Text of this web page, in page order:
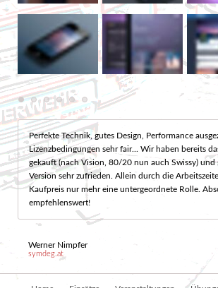
Perfekte Technik, gutes Design, Performance
Lizenzbedingungen sehr fair... Wir haben bereits
gekauft (nach Vision, 80/20 nun auch Swissy) und
Version sehr zufrieden. Allein durch die
Kaufpreis nur mehr eine untergeordnete Rolle.
empfehlenswert!
Werner Nimpfer
symdeg.at